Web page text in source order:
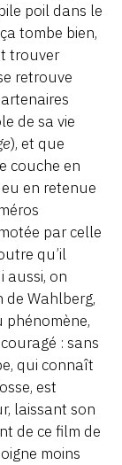
poil dans le
tombe bien,
trouver
retrouve
de sa vie
), et que
couche en
en retenue
par celle
qu’il
aussi, on
de Wahlberg,
phénomène,
: sans
qui connaît
est
laissant son
de ce film de
moins